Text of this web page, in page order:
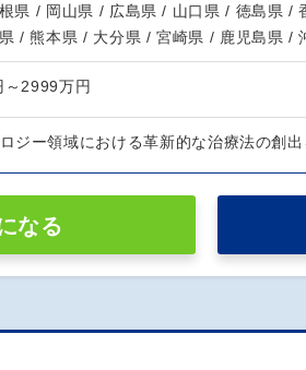
県 / 岡山県 / 広島県 / 山口県 / 徳島県 /
/ 熊本県 / 大分県 / 宮崎県 / 鹿児島県 /
～2999万円
ロジー領域における革新的な治療法の創
なる